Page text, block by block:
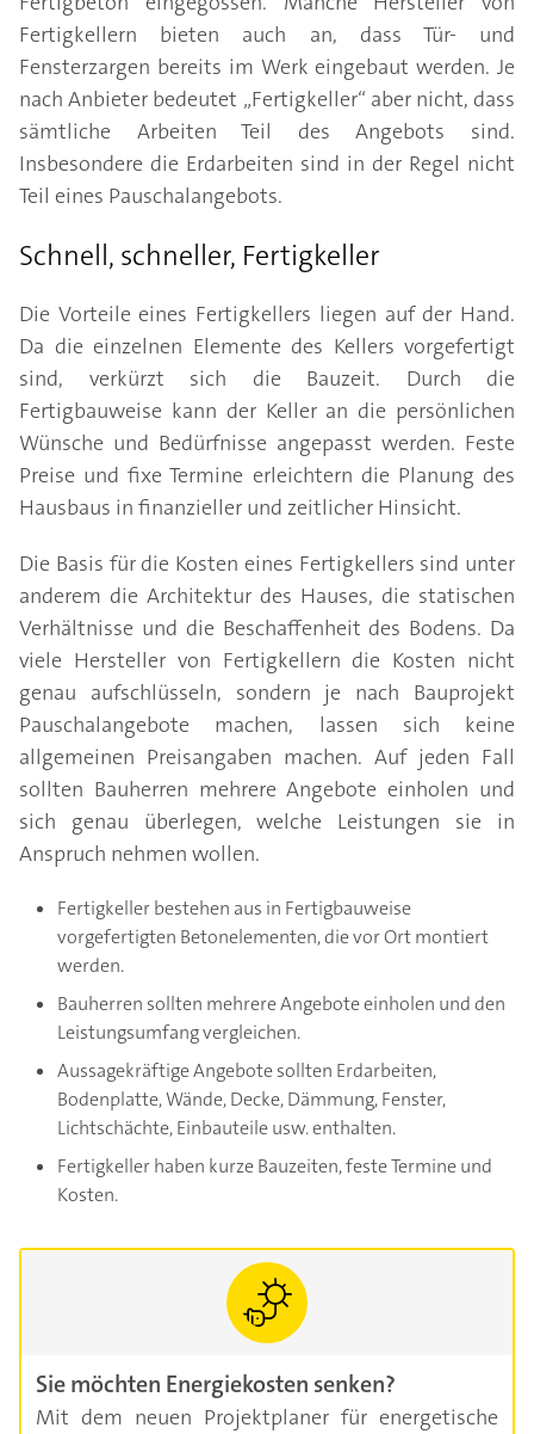
Fertigkellern bieten auch an, dass Tür- und
Fensterzargen bereits im Werk eingebaut werden. Je
nach Anbieter bedeutet „Fertigkeller“ aber nicht, dass
sämtliche Arbeiten Teil des Angebots sind.
Insbesondere die Erdarbeiten sind in der Regel nicht
Teil eines Pauschalangebots.
Schnell, schneller, Fertigkeller
Die Vorteile eines Fertigkellers liegen auf der Hand.
Da die einzelnen Elemente des Kellers vorgefertigt
sind, verkürzt sich die Bauzeit. Durch die
Fertigbauweise kann der Keller an die persönlichen
Wünsche und Bedürfnisse angepasst werden. Feste
Preise und fixe Termine erleichtern die Planung des
Hausbaus in finanzieller und zeitlicher Hinsicht.
Die Basis für die Kosten eines Fertigkellers sind unter
anderem die Architektur des Hauses, die statischen
Verhältnisse und die Beschaffenheit des Bodens. Da
viele Hersteller von Fertigkellern die Kosten nicht
genau aufschlüsseln, sondern je nach Bauprojekt
Pauschalangebote machen, lassen sich keine
allgemeinen Preisangaben machen. Auf jeden Fall
sollten Bauherren mehrere Angebote einholen und
sich genau überlegen, welche Leistungen sie in
Anspruch nehmen wollen.
Fertigkeller bestehen aus in Fertigbauweise
vorgefertigten Betonelementen, die vor Ort montiert
werden.
Bauherren sollten mehrere Angebote einholen und den
Leistungsumfang vergleichen.
Aussagekräftige Angebote sollten Erdarbeiten,
Bodenplatte, Wände, Decke, Dämmung, Fenster,
Lichtschächte, Einbauteile usw. enthalten.
Fertigkeller haben kurze Bauzeiten, feste Termine und
Kosten.
Sie möchten Energiekosten senken?
Mit dem neuen Projektplaner für energetische